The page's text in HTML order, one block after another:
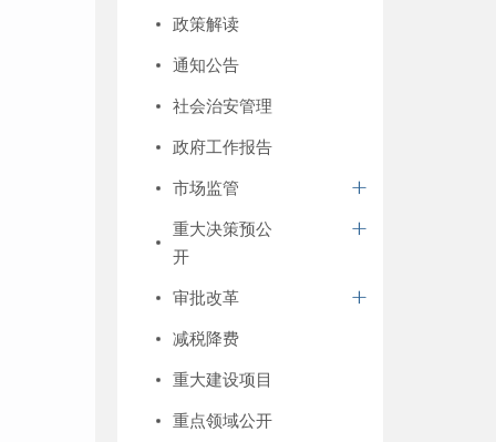
政策解读
通知公告
社会治安管理
政府工作报告
市场监管
重大决策预公
开
审批改革
减税降费
重大建设项目
重点领域公开